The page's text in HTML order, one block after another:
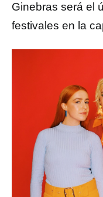
Ginebras será el
festivales en la